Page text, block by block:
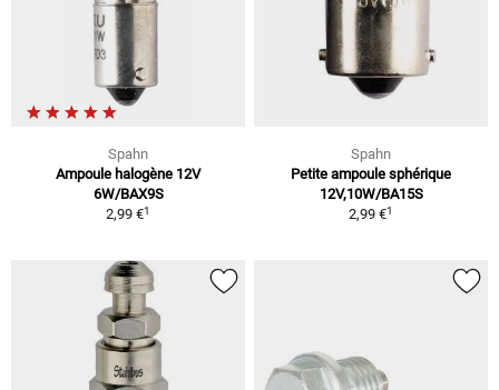
Spahn
Ampoule halogène 12V
6W/BAX9S
2,99 €1
Spahn
Petite ampoule sphérique
12V,10W/BA15S
2,99 €1